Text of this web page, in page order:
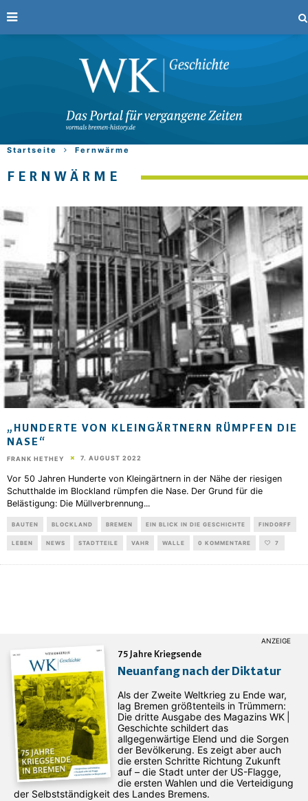
Startseite Fernwärme
FERNWÄRME
„HUNDERTE VON KLEINGÄRTNERN RÜMPFEN DIE
NASE“
FRANK HETHEY 7. AUGUST 2022
Vor 50 Jahren Hunderte von Kleingärtnern in der Nähe der riesigen
Schutthalde im Blockland rümpfen die Nase. Der Grund für die
Belästigung: Die Müllverbrennung...
BAUTEN BLOCKLAND BREMEN EIN BLICK IN DIE GESCHICHTE FINDORFF
LEBEN NEWS STADTTEILE VAHR WALLE 0 KOMMENTARE 7
75 Jahre Kriegsende
Neuanfang nach der Diktatur
Als der Zweite Weltkrieg zu Ende war,
lag Bremen größtenteils in Trümmern:
Die dritte Ausgabe des ­Magazins WK |
Geschichte schildert das
allgegenwärtige Elend und die Sorgen
der Bevölkerung. Es zeigt aber auch
die ersten Schritte Richtung Zukunft
auf – die Stadt unter der US-Flagge,
die ersten Wahlen und die Verteidigung
der Selbstständigkeit des Landes Bremens.